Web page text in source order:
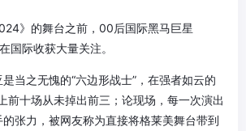
》的舞台之前，00后国际黑马巨星
国际收获大量关注。
当之无愧的“六边形战士”，在强者如云的
前十场从未掉出前三；论现场，每一次演出
张力，被网友称为直接将格莱美舞台带到